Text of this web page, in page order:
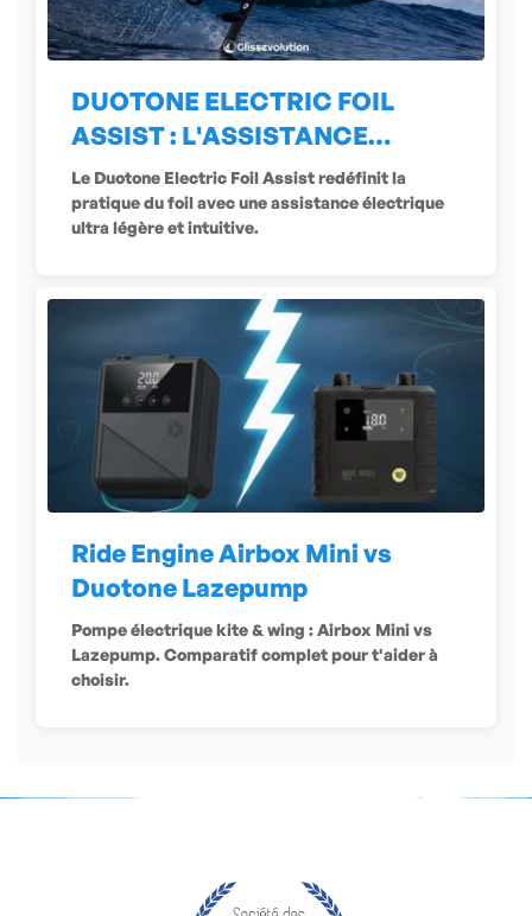
DUOTONE ELECTRIC FOIL
ASSIST : L'ASSISTANCE
ÉLECTRIQUE
Le Duotone Electric Foil Assist redéfinit la
pratique du foil avec une assistance électrique
ultra légère et intuitive.
Ride Engine Airbox Mini vs
Duotone Lazepump
Pompe électrique kite & wing : Airbox Mini vs
Lazepump. Comparatif complet pour t'aider à
choisir.